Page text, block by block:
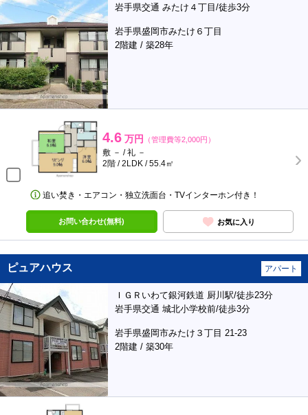
岩手県交通 みたけ４丁目/徒歩3分
岩手県盛岡市みたけ６丁目
2階建 / 築28年
4.6 万円 （管理費等2,000円）
敷 － / 礼 －
2階 / 2LDK / 55.4㎡
追い焚き・エアコン・独立洗面台・TVインターホン付き！
お問い合わせ(無料) お気に入り
ピュアハウス アパート
ＩＧＲいわて銀河鉄道 厨川駅/徒歩23分
岩手県交通 城北小学校前/徒歩3分
岩手県盛岡市みたけ３丁目 21-23
2階建 / 築30年